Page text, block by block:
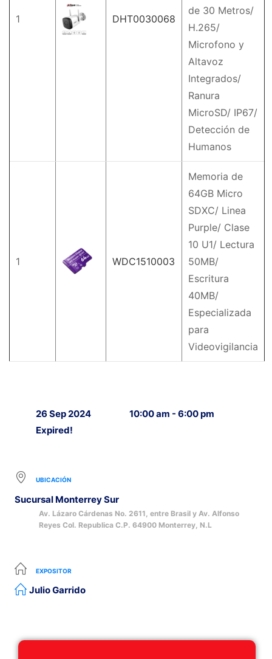
1 DHT0030068
de 30 Metros/
H.265/
Microfono y
Altavoz
Integrados/
Ranura
MicroSD/ IP67/
Detección de
Humanos
1 WDC1510003
Memoria de
64GB Micro
SDXC/ Linea
Purple/ Clase
10 U1/ Lectura
50MB/
Escritura
40MB/
Especializada
para
Videovigilancia
26 Sep 2024
Expired!
10:00 am - 6:00 pm
UBICACIÓN
Sucursal Monterrey Sur
Av. Lázaro Cárdenas No. 2611, entre Brasil y Av. Alfonso
Reyes Col. Republica C.P. 64900 Monterrey, N.L
EXPOSITOR
Julio Garrido